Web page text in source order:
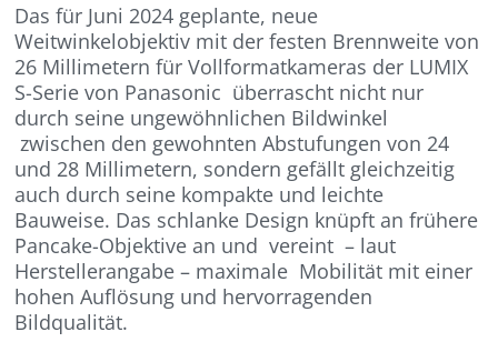
Das für Juni 2024 geplante, neue
Weitwinkelobjektiv mit der festen Brennweite von
26 Millimetern für Vollformatkameras der LUMIX
S-Serie von Panasonic überrascht nicht nur
durch seine ungewöhnlichen Bildwinkel
zwischen den gewohnten Abstufungen von 24
und 28 Millimetern, sondern gefällt gleichzeitig
auch durch seine kompakte und leichte
Bauweise. Das schlanke Design knüpft an frühere
Pancake-Objektive an und vereint – laut
Herstellerangabe – maximale Mobilität mit einer
hohen Auflösung und hervorragenden
Bildqualität.